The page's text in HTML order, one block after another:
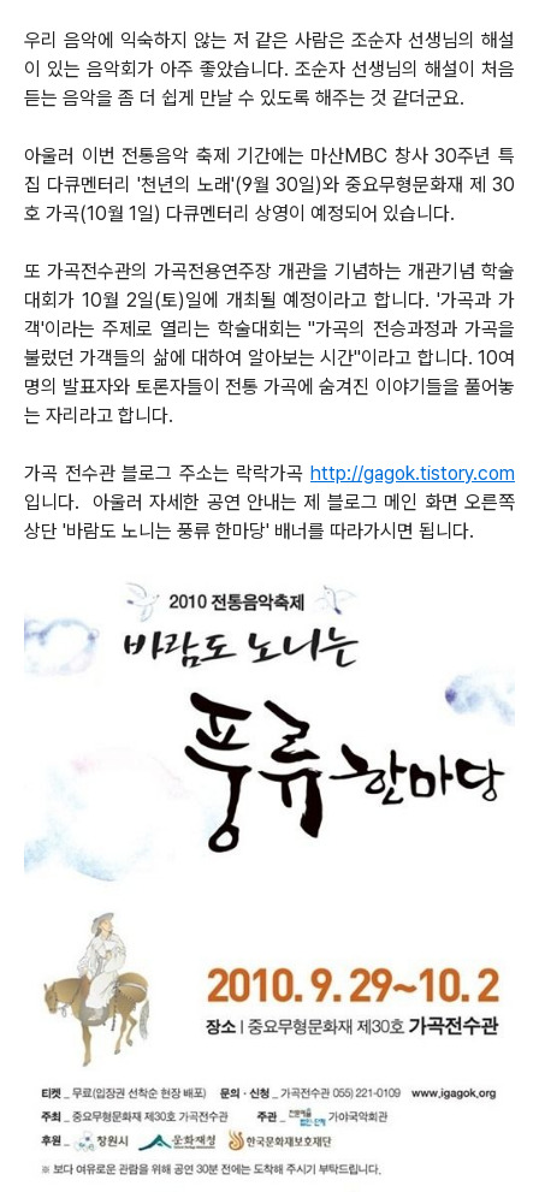
우리 음악에 익숙하지 않는 저 같은 사람은 조순자 선생님의 해설
이 있는 음악회가 아주 좋았습니다. 조순자 선생님의 해설이 처음
듣는 음악을 좀 더 쉽게 만날 수 있도록 해주는 것 같더군요.
아울러 이번 전통음악 축제 기간에는 마산MBC 창사 30주년 특
집 다큐멘터리 '천년의 노래'(9월 30일)와 중요무형문화재 제 30
호 가곡(10월 1일) 다큐멘터리 상영이 예정되어 있습니다.
또 가곡전수관의 가곡전용연주장 개관을 기념하는 개관기념 학술
대회가 10월 2일(토)일에 개최될 예정이라고 합니다.'가곡과 가
객'이라는 주제로 열리는 학술대회는 "가곡의 전승과정과 가곡을
불렀던 가객들의 삶에 대하여 알아보는 시간"이라고 합니다. 10여
명의 발표자와 토론자들이 전통 가곡에 숨겨진 이야기들을 풀어놓
는 자리라고 합니다.
가곡 전수관 블로그 주소는 락락가곡 http://gagok.tistory.com
입니다. 아울러 자세한 공연 안내는 제 블로그 메인 화면 오른쪽
상단 '바람도 노니는 풍류 한마당' 배너를 따라가시면 됩니다.